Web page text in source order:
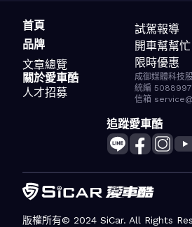
首頁
品牌
文章總覽
試駕報導
開車幫幫忙
限時優惠
關於愛車酷
人才招募
成御媒體科技
統編
信箱
追蹤愛車酷
版權所有© 2024 SiCar. All Rights